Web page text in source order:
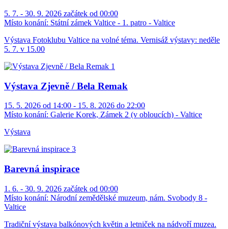
5. 7. - 30. 9. 2026 začátek od 00:00
Místo konání: Státní zámek Valtice - 1. patro - Valtice
Výstava Fotoklubu Valtice na volné téma. Vernisáž výstavy: neděle
5. 7. v 15.00
Výstava Zjevně / Bela Remak
15. 5. 2026 od 14:00 - 15. 8. 2026 do 22:00
Místo konání: Galerie Korek, Zámek 2 (v obloucích) - Valtice
Výstava
Barevná inspirace
1. 6. - 30. 9. 2026 začátek od 00:00
Místo konání: Národní zemědělské muzeum, nám. Svobody 8 -
Valtice
Tradiční výstava balkónových květin a letniček na nádvoří muzea.